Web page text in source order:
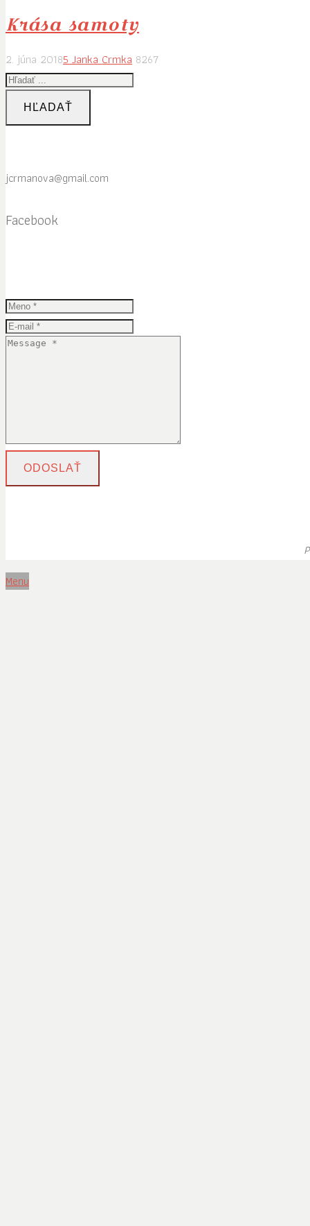
Krása samoty
2. júna 20185 Janka Crmka 8267
HĽADAŤ
jcrmanova@gmail.com
Facebook
ODOSLAŤ
Menu